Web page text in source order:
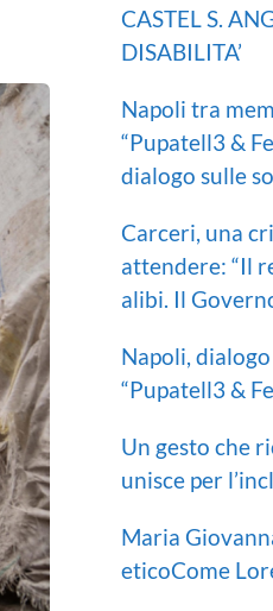
CASTEL S.
DISABILITA’
Napoli tra
“Pupatell3 &
dialogo sulle
Carceri, una
attendere: “Il
alibi. Il
Napoli,
“Pupatell3 &
Un gesto che
unisce per
Maria
eticoCome